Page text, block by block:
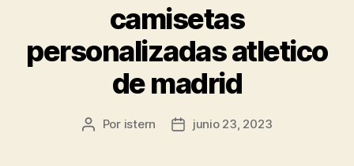
camisetas
personalizadas atletico
de madrid
Autor
Por istern
Fechajunio 23, 2023